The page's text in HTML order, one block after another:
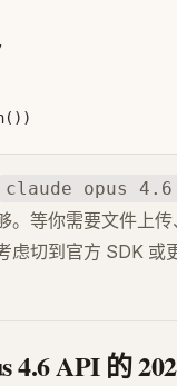
,
claude opus
。等你需要文件上
虑切到官方 SDK 或
4.6 API 的